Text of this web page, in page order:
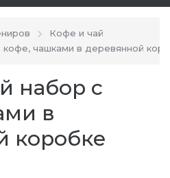
Кофе и чай
чашками в деревянной
набор с
в
коробке